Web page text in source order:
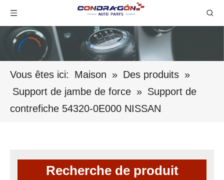
Vous êtes ici: Maison » Des produits »
Support de jambe de force » Support de
contrefiche 54320-0E000 NISSAN
Recherche de produit